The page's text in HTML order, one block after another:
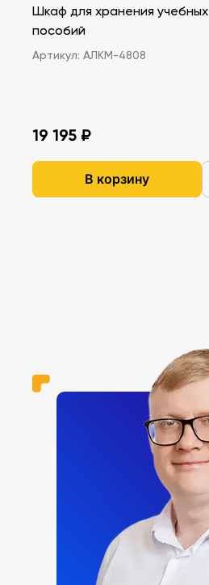
Шкаф для хранения учебных
пособий
Артикул: АЛКМ-4808
19 195 ₽
В корзину